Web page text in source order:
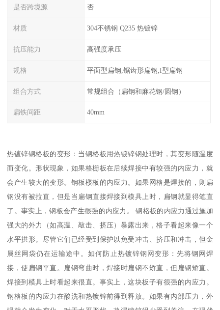
是否跨境源 否
材质 304不锈钢 Q235 热镀锌
抗压能力 高强度承压
规格 平面型扁钢,锯齿形扁钢,I型扁钢
组合方式 常规组合（扁钢和麻花钢/圆钢）
扁铁间距 40mm
热镀锌钢格板的变形：当钢格板用热镀锌钢处理时，其变形随温度
而变化。形状现象，如果格栅板在后续焊接中有较强的内应力，就
会产生较大的变形。钢板楼板的内应力。如果网格是焊接的，则扁
钢没有被拉直，但是当扁钢直接焊接到模具上时，扁钢就显得笔直
了。事实上，钢板会产生很强的内应力。 钢格板的内应力通过施加
强大的外力（如高温、敲击、挤压）暴露出来，格子看起来像一个
水平拱形。尽管它们已经受到保护以免受冲击、挤压和冲击，但金
属丝网袋仍在运输途中。如何防止热镀锌钢网变形：先将钢网焊
接，使扁钢平直。扁钢弯曲时，焊接时扁钢不矫直，但扁钢矫直。
焊接到模具上时看起来很直。事实上，这块板子有很强的内应力。
钢格板的内应力在酸洗和热镀锌前得到释放。如果有内部压力，外